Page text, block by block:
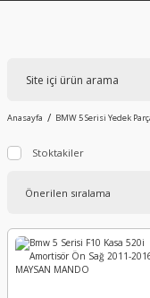
Anasayfa BMW 5 Serisi Yedek
Stoktakiler